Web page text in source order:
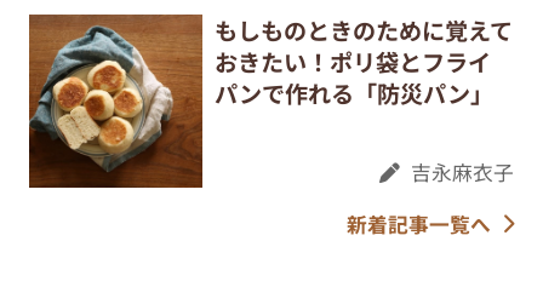
もしものときのために覚えて
おきたい！ポリ袋とフライ
パンで作れる「防災パン」
吉永麻衣子
新着記事一覧へ